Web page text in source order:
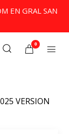
EN GRAL SAN
0
VERSION